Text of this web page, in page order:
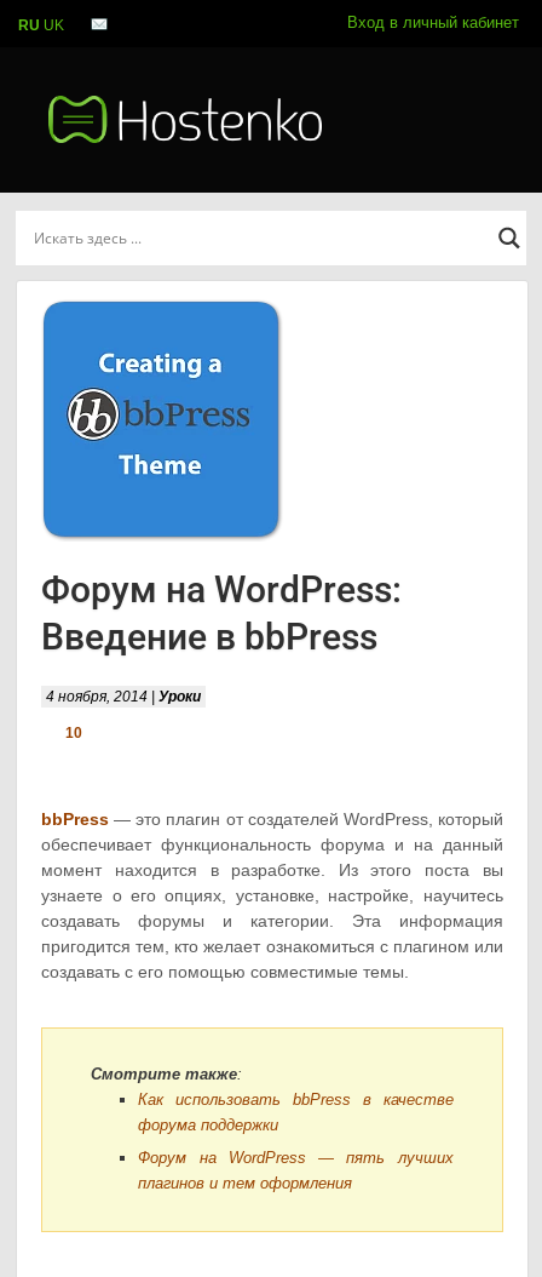
Вход в личный кабинет
Форум на WordPress:
Введение в bbPress
4 ноября, 2014 |Уроки
10
bbPress — это плагин от создателей WordPress, который
обеспечивает функциональность форума и на данный
момент находится в разработке. Из этого поста вы
узнаете о его опциях, установке, настройке, научитесь
создавать форумы и категории. Эта информация
пригодится тем, кто желает ознакомиться с плагином или
создавать с его помощью совместимые темы.
Смотрите также:
Как использовать bbPress в качестве
форума поддержки
Форум на WordPress — пять лучших
плагинов и тем оформления
RU UK